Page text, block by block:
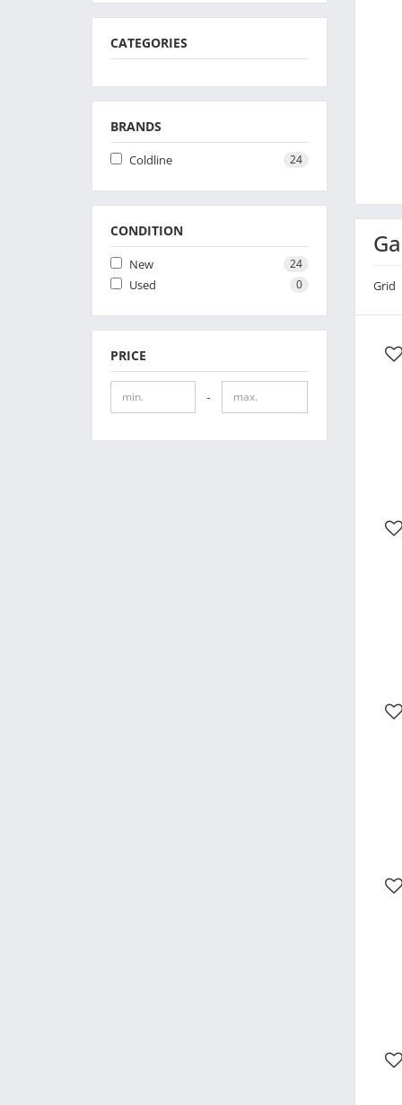
CATEGORIES
BRANDS
Coldline 24
CONDITION
New 24
Used 0
PRICE
-
Grid